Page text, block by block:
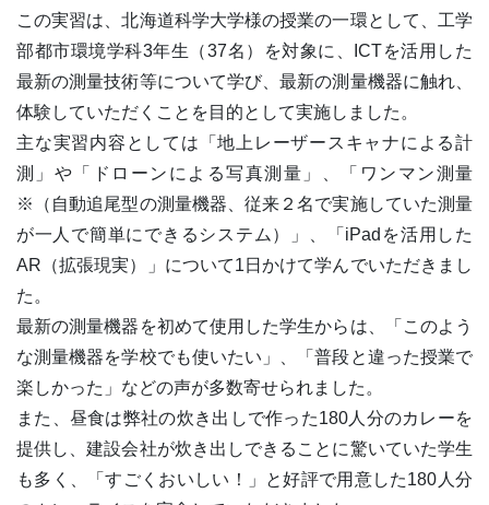
この実習は、北海道科学大学様の授業の一環として、工学
部都市環境学科3年生（37名）を対象に、ICTを活用した
最新の測量技術等について学び、最新の測量機器に触れ、
体験していただくことを目的として実施しました。
主な実習内容としては「地上レーザースキャナによる計
測」や「ドローンによる写真測量」、「ワンマン測量
※（自動追尾型の測量機器、従来２名で実施していた測量
が一人で簡単にできるシステム）」、「iPadを活用した
AR（拡張現実）」について1日かけて学んでいただきまし
た。
最新の測量機器を初めて使用した学生からは、「このよう
な測量機器を学校でも使いたい」、「普段と違った授業で
楽しかった」などの声が多数寄せられました。
また、昼食は弊社の炊き出しで作った180人分のカレーを
提供し、建設会社が炊き出しできることに驚いていた学生
も多く、「すごくおいしい！」と好評で用意した180人分